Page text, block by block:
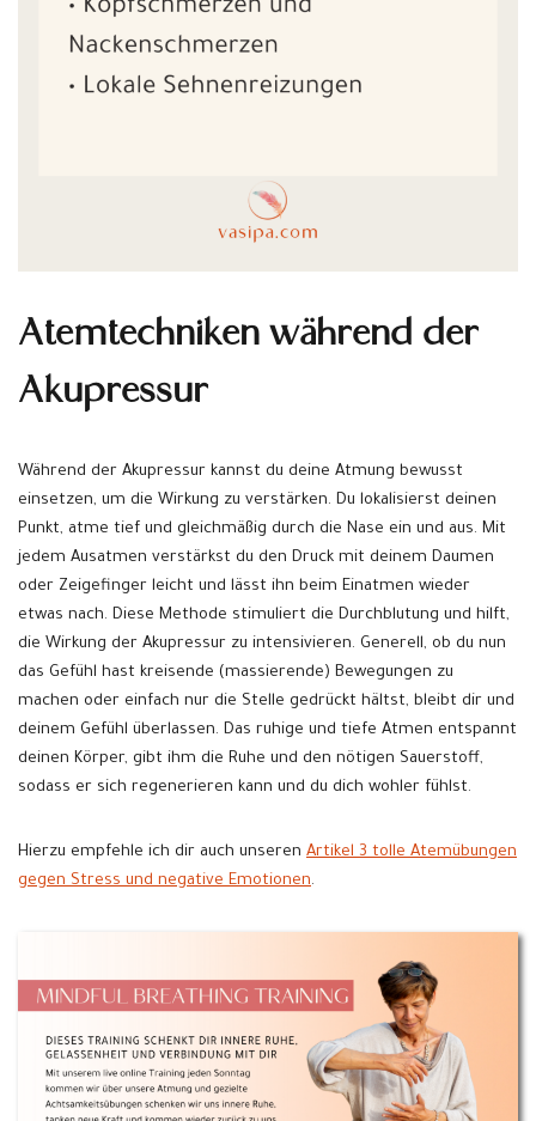
Atemtechniken während der
Akupressur
Während der Akupressur kannst du deine Atmung bewusst
einsetzen, um die Wirkung zu verstärken. Du lokalisierst deinen
Punkt, atme tief und gleichmäßig durch die Nase ein und aus. Mit
jedem Ausatmen verstärkst du den Druck mit deinem Daumen
oder Zeigefinger leicht und lässt ihn beim Einatmen wieder
etwas nach. Diese Methode stimuliert die Durchblutung und hilft,
die Wirkung der Akupressur zu intensivieren. Generell, ob du nun
das Gefühl hast kreisende (massierende) Bewegungen zu
machen oder einfach nur die Stelle gedrückt hältst, bleibt dir und
deinem Gefühl überlassen. Das ruhige und tiefe Atmen entspannt
deinen Körper, gibt ihm die Ruhe und den nötigen Sauerstoff,
sodass er sich regenerieren kann und du dich wohler fühlst.
Hierzu empfehle ich dir auch unseren Artikel 3 tolle Atemübungen
gegen Stress und negative Emotionen.